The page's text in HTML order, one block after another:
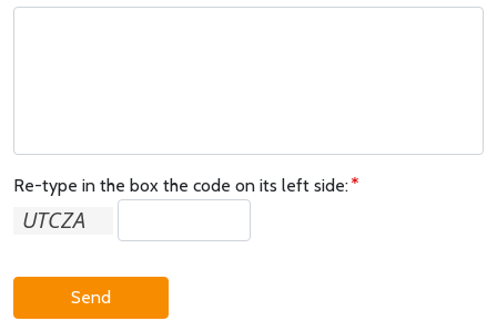
Re-type in the box the code on its left side:
Send